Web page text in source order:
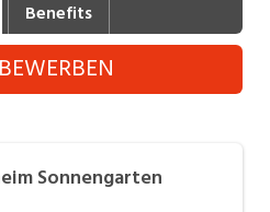
Anlagenbau,
Benefits
Sonnengarten